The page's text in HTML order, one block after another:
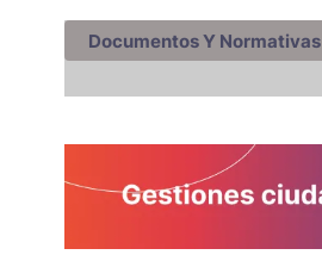
Documentos Y Normativas